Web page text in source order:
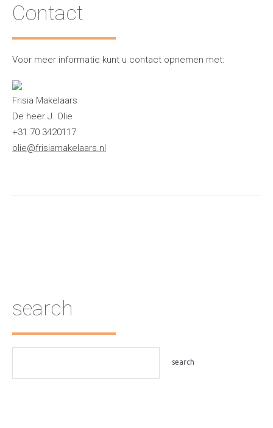
Contact
Voor meer informatie kunt u contact opnemen met:
Frisia Makelaars
De heer J. Olie
+31 70 3420117
olie@frisiamakelaars.nl
search